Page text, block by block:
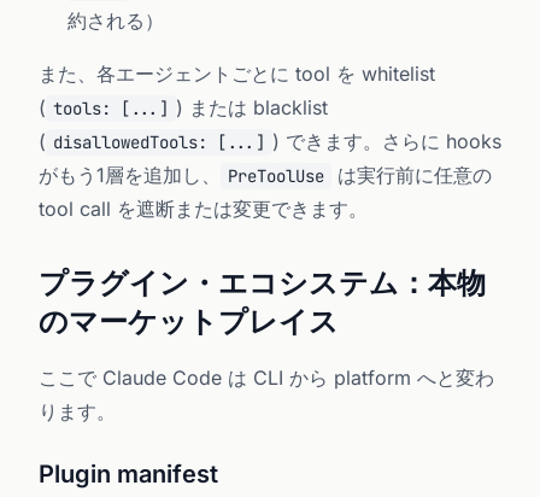
約される）
また、各エージェントごとに tool を whitelist
( tools: [...] ) または blacklist
( disallowedTools: [...] ) できます。さらに hooks
がもう1層を追加し、
PreToolUse
は実行前に任意の
tool call を遮断または変更できます。
プラグイン・エコシステム：本物
のマーケットプレイス
ここで Claude Code は CLI から platform へと変わ
ります。
Plugin manifest